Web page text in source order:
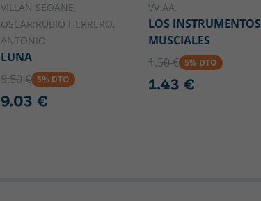
VILLÁN SEOANE,
OSCAR;RUBIO HERRERO,
ANTONIO
LUNA
9.50 € 5% DTO
9.03 €
VV.AA.
LOS INSTRUMENTOS
MUSCIALES
1.50 € 5% DTO
1.43 €